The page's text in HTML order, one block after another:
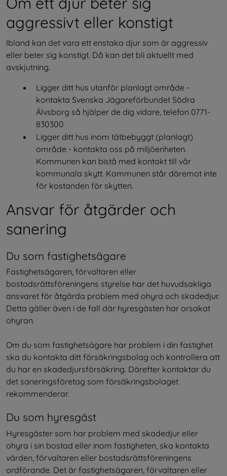
aggressivt eller konstigt
Ibland kan det vara ett enstaka djur som är aggressiv
eller beter sig konstigt. Då kan det bli aktuellt med
avskjutning.
Ligger ditt hus utanför planlagt område -
kontakta Svenska Jägareförbundet Södra
Älvsborg så hjälper de dig vidare, telefon 0771-
830300
Ligger ditt hus inom tätbebyggt (planlagt)
område - kontakta oss på miljöenheten.
Kommunen kan bistå med kontakt till vår
kommunala skytt. Kommunen står däremot inte
för kostanden för skytten.
Ansvar för åtgärder och
sanering
Du som fastighetsägare
Fastighetsägaren, förvaltaren eller
bostadsrättsföreningens styrelse har det huvudsakliga
ansvaret för åtgärda problem med ohyra och skadedjur.
Detta gäller även i de fall där hyresgästen har orsakat
ohyran.
Om du som fastighetsägare har problem i din fastighet
ska du kontakta ditt försäkringsbolag och kontrollera att
du har en skadedjursförsäkring. Därefter kontaktar du
det saneringsföretag som försäkringsbolaget
rekommenderar.
Du som hyresgäst
Hyresgäster som har problem med skadedjur eller
ohyra i sin bostad eller inom fastigheten, ska kontakta
värden, förvaltaren eller bostadsrättsföreningens
ordförande. Det är fastighetsägaren, förvaltaren eller